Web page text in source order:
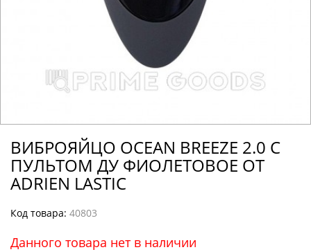
ВИБРОЯЙЦО OCEAN BREEZE 2.0 С
ПУЛЬТОМ ДУ ФИОЛЕТОВОЕ ОТ
ADRIEN LASTIC
Код товара: 40803
Данного товара нет в наличии